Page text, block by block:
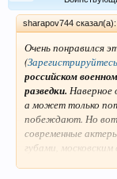
sharapov744 сказал(а):
Очень понравился
(Зарегистрируйтесь
российском
разведки.
а может только
побеждают. Но вот
современные
губами,
экране людей той